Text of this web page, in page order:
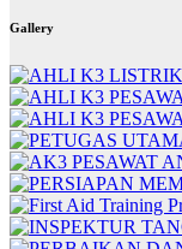
Gallery